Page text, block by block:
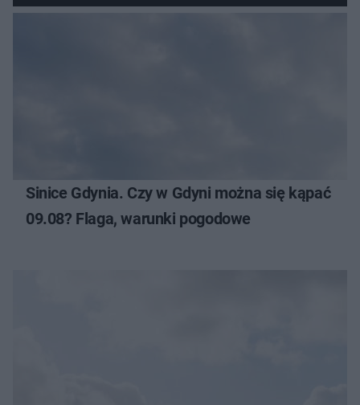
Sinice Gdynia. Czy w Gdyni można się kąpać
09.08? Flaga, warunki pogodowe